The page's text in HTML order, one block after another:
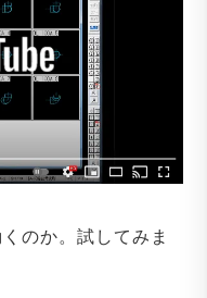
のか。試してみま